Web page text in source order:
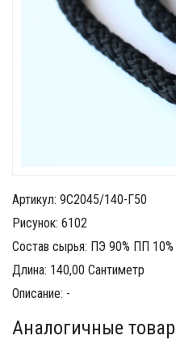
Артикул: 9С2045/140-Г50
Рисунок: 6102
Состав сырья: ПЭ 90% ПП 10%
Длина: 140,00 Сантиметр
Описание: -
Аналогичные